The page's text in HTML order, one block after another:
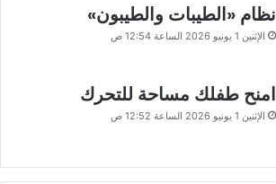
نظام «الطيبات والطيبون»
الإثنين 1 يونيو 2026 الساعة 12:54 ص
امنح طفلك مساحة للتحرك
الإثنين 1 يونيو 2026 الساعة 12:52 ص